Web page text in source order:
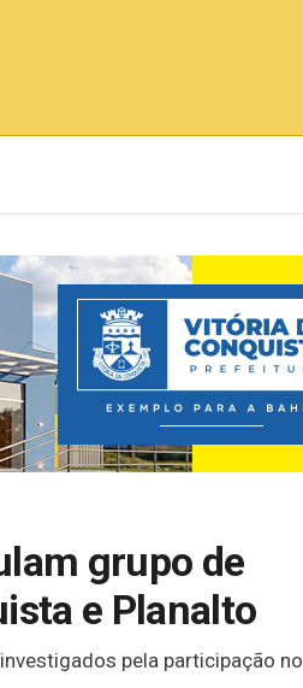
grupo de
e Planalto
pela participação no